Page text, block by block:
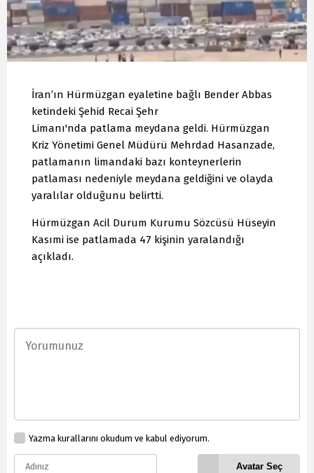
İran’ın Hürmüzgan eyaletine bağlı Bender Abbas
ketindeki Şehid Recai Şehr
Limanı'nda patlama meydana geldi. Hürmüzgan
Kriz Yönetimi Genel Müdürü Mehrdad Hasanzade,
patlamanın limandaki bazı konteynerlerin
patlaması nedeniyle meydana geldiğini ve olayda
yaralılar olduğunu belirtti.
Hürmüzgan Acil Durum Kurumu Sözcüsü Hüseyin
Kasımi ise patlamada 47 kişinin yaralandığı
açıkladı.
Yazma kurallarını okudum ve kabul ediyorum.
Avatar Seç